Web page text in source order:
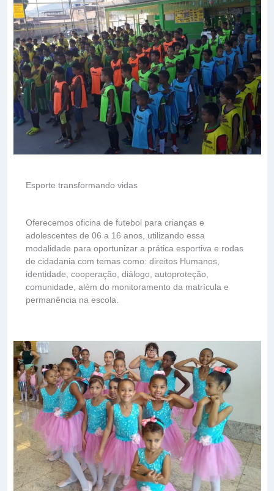
Esporte transformando vidas
Oferecemos oficina de futebol para crianças e
adolescentes de 06 a 16 anos, utilizando essa
modalidade para oportunizar a prática esportiva e rodas
de cidadania com temas como: direitos Humanos,
identidade, cooperação, diálogo, autoproteção,
comunidade, além do monitoramento da matrícula e
permanência na escola.